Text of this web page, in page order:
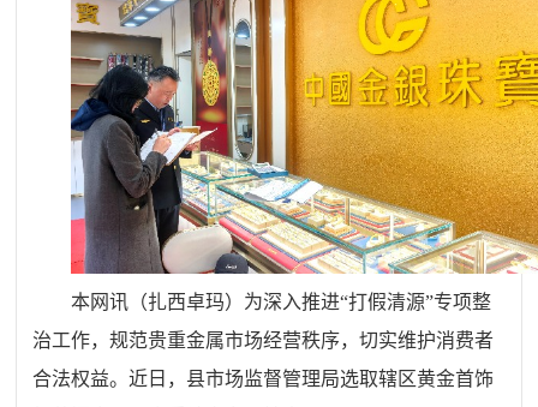
本网讯（扎西卓玛） 为深入推进“打假清源”专项整
治工作，规范贵重金属市场经营秩序，切实维护消费者
合法权益。近日，县市场监督管理局选取辖区黄金首饰